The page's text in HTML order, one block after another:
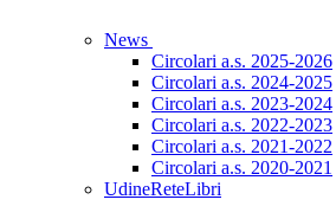
News
Circolari a.s. 2025-2026
Circolari a.s. 2024-2025
Circolari a.s. 2023-2024
Circolari a.s. 2022-2023
Circolari a.s. 2021-2022
Circolari a.s. 2020-2021
UdineReteLibri